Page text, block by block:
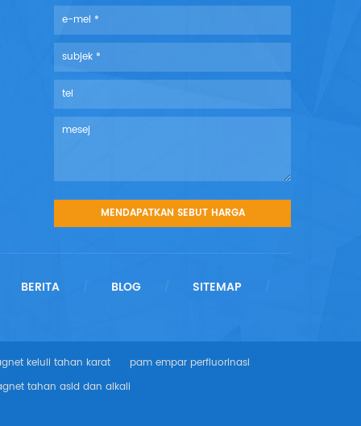
BERITA / BLOG / SITEMAP /
keluli tahan karat
pam empar perfluorinasi
tahan asid dan alkali